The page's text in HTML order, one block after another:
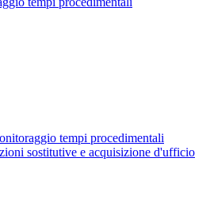
tempi procedimentali
sostitutive e acquisizione d'ufficio